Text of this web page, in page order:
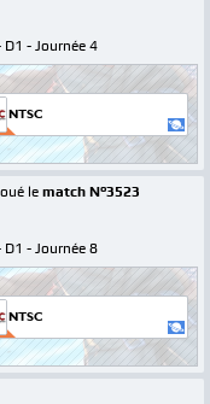
D1 - Journée 4
NTSC
le match N°3523
D1 - Journée 8
NTSC